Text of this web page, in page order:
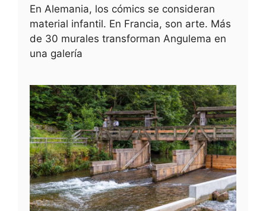
En Alemania, los cómics se consideran
material infantil. En Francia, son arte. Más
de 30 murales transforman Angulema en
una galería